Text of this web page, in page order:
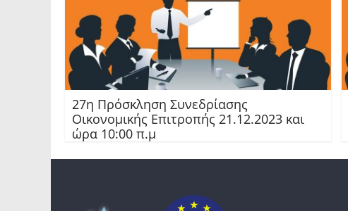
27η Πρόσκληση Συνεδρίασης
Οικονομικής Επιτροπής 21.12.2023 και
ώρα 10:00 π.μ